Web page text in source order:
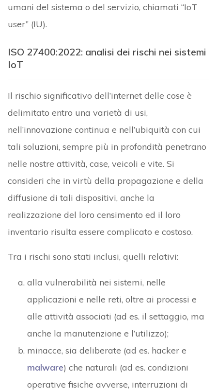
umani del sistema o del servizio, chiamati “IoT
user” (IU).
ISO 27400:2022: analisi dei rischi nei sistemi
IoT
Il rischio significativo dell’internet delle cose è
delimitato entro una varietà di usi,
nell’innovazione continua e nell’ubiquità con cui
tali soluzioni, sempre più in profondità penetrano
nelle nostre attività, case, veicoli e vite. Si
consideri che in virtù della propagazione e della
diffusione di tali dispositivi, anche la
realizzazione del loro censimento ed il loro
inventario risulta essere complicato e costoso.
Tra i rischi sono stati inclusi, quelli relativi:
alla vulnerabilità nei sistemi, nelle
applicazioni e nelle reti, oltre ai processi e
alle attività associati (ad es. il settaggio, ma
anche la manutenzione e l’utilizzo);
minacce, sia deliberate (ad es. hacker e
malware) che naturali (ad es. condizioni
operative fisiche avverse, interruzioni di